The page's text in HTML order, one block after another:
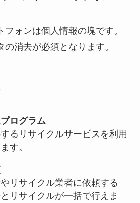
ォンは個人情報の塊です。
消去が必須となります。
ログラム
るリサイクルサービスを利用
す。
リサイクル業者に依頼する
リサイクルが一括で行えま